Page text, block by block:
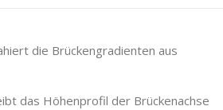
die Brückengradienten aus
das Höhenprofil der Brückenachse